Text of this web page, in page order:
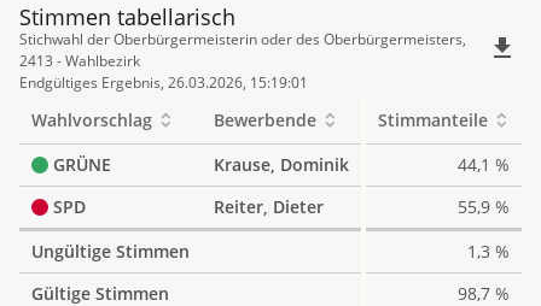
Stimmen tabellarisch
Stimmen
tabellarisch
Stichwahl der Oberbürgermeisterin oder des Oberbürgermeisters,
2413 - Wahlbezirk
Endgültiges Ergebnis, 26.03.2026, 15:19:01
file_download
Wahlvorschlag Bewerbende
Stimmanteile
GRÜNE
Krause, Dominik
44,1 %
SPD
Reiter, Dieter
55,9 %
Ungültige Stimmen
1,3 %
Gültige Stimmen
98,7 %